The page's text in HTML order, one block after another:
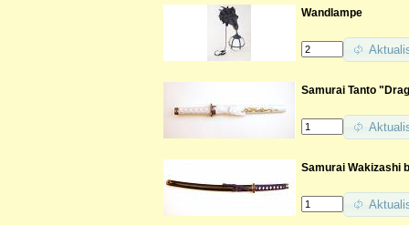
Wandlampe
Samurai Tanto
Samurai Wakizashi